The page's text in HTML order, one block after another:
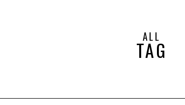
ALL
TAG